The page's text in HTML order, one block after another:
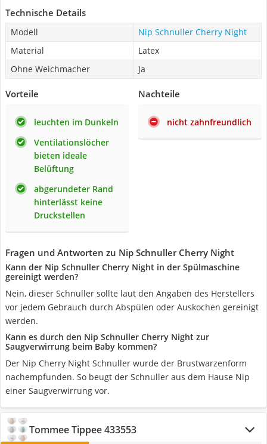
Technische Details
Modell
Nip Schnuller Cherry Night
Material
Latex
Ohne Weichmacher
Ja
Vorteile
leuchten im Dunkeln
Ventilationslöcher
bieten ideale
Belüftung
abgerundeter Rand
hinterlässt keine
Druckstellen
Nachteile
nicht zahnfreundlich
Fragen und Antworten zu Nip Schnuller Cherry Night
Kann der Nip Schnuller Cherry Night in der Spülmaschine
gereinigt werden?
Nein, dieser Schnuller sollte laut den Angaben des Herstellers
vor jedem Gebrauch durch Abspülen oder Auskochen gereinigt
werden.
Kann es durch den Nip Schnuller Cherry Night zur
Saugverwirrung beim Baby kommen?
Der Nip Cherry Night Schnuller wurde der Brustwarzenform
nachempfunden. So beugt der Schnuller aus dem Hause Nip
einer Saugverwirrung vor.
Tommee Tippee 433553